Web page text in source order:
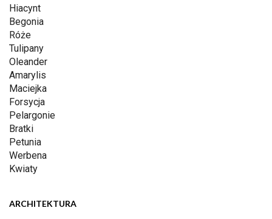
Hiacynt
Begonia
Róże
Tulipany
Oleander
Amarylis
Maciejka
Forsycja
Pelargonie
Bratki
Petunia
Werbena
Kwiaty
ARCHITEKTURA